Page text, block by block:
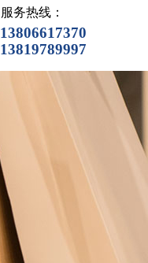
服务热线：
13806617370
13819789997